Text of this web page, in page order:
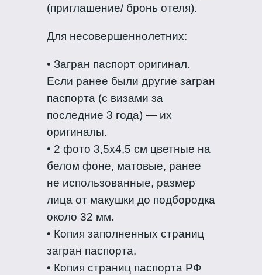
(приглашение/ бронь отеля).
Для несовершеннолетних:
• Загран паспорт оригинал.
Если ранее были другие загран
паспорта (с визами за
последние 3 года) — их
оригиналы.
• 2 фото 3,5х4,5 см цветные на
белом фоне, матовые, ранее
не использованные, размер
лица от макушки до подбородка
около 32 мм.
• Копия заполненных страниц
загран паспорта.
• Копия страниц паспорта РФ